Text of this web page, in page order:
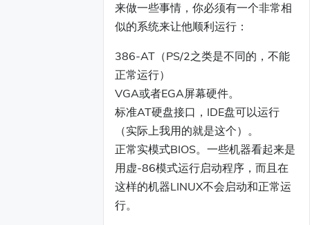
来做一些事情，你必须有一个非常相
似的系统来让他顺利运行：
386-AT（PS/2之类是不同的，不能
正常运行）
VGA或者EGA屏幕硬件。
标准AT硬盘接口，IDE盘可以运行
（实际上我用的就是这个）。
正常实模式BIOS。一些机器看起来是
用虚-86模式运行启动程序，而且在
这样的机器LINUX不会启动和正常运
行。